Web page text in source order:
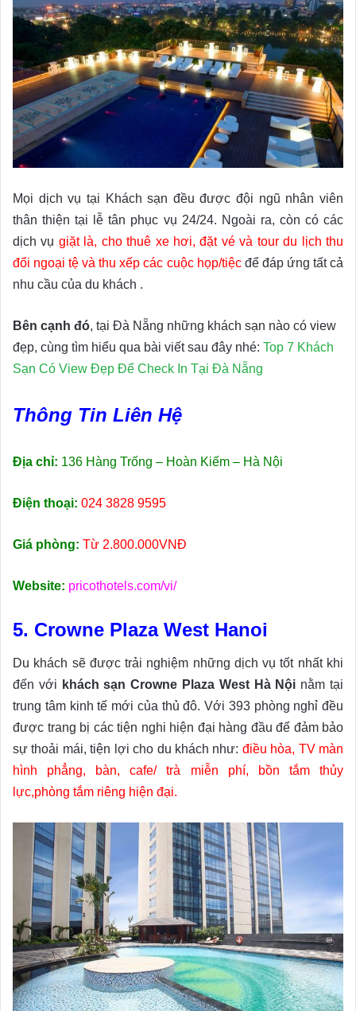
Mọi dịch vụ tại Khách sạn đều được đội ngũ nhân viên
thân thiện tại lễ tân phục vụ 24/24. Ngoài ra, còn có các
dịch vụ giặt là, cho thuê xe hơi, đặt vé và tour du lịch thu
đổi ngoại tệ và thu xếp các cuộc họp/tiệcđể đáp ứng tất cả
nhu cầu của du khách .
Bên cạnh đó, tại Đà Nẵng những khách sạn nào có view
đẹp, cùng tìm hiểu qua bài viết sau đây nhé: Top 7 Khách
Sạn Có View Đẹp Để Check In Tại Đà Nẵng
Thông Tin Liên Hệ
Địa chỉ: 136 Hàng Trống – Hoàn Kiếm – Hà Nội
Điện thoại: 024 3828 9595
Giá phòng: Từ 2.800.000VNĐ
Website: pricothotels.com/vi/
5. Crowne Plaza West Hanoi
Du khách sẽ được trải nghiệm những dịch vụ tốt nhất khi
đến với khách sạn Crowne Plaza West Hà Nội nằm tại
trung tâm kinh tế mới của thủ đô. Với 393 phòng nghỉ đều
được trang bị các tiện nghi hiện đại hàng đầu để đảm bảo
sự thoải mái, tiện lợi cho du khách như: điều hòa, TV màn
hình phẳng, bàn, cafe/ trà miễn phí, bồn tắm thủy
lực,phòng tắm riêng hiện đại.